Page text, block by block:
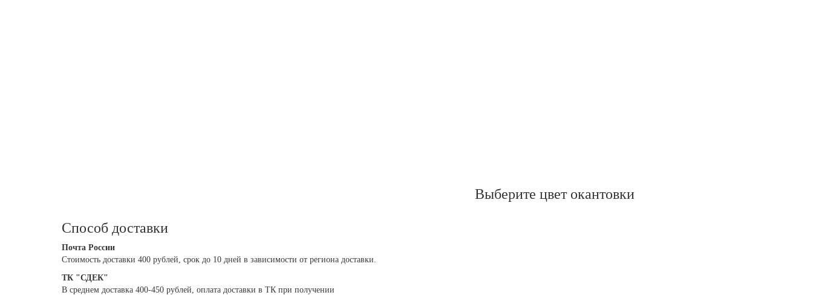
Выберите цвет окантовки
Способ доставки
Почта России
Cтоимость доставки 400 рублей, срок до 10 дней в зависимости от региона доставки.
ТК "СДЕК"
В среднем доставка 400-450 рублей, оплата доставки в ТК при получении